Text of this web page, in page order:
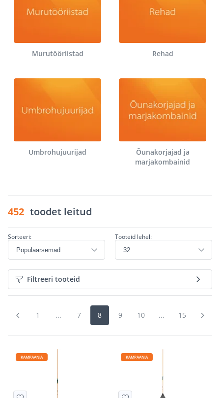
Murutööriistad Rehad
Umbrohujuurijad
Õunakorjajad ja
marjakombainid
452 toodet leitud
Sorteeri: Tooteid lehel:
Filtreeri tooteid
1 ... 7 8 9 10 ... 15
KAMPAANIA KAMPAANIA